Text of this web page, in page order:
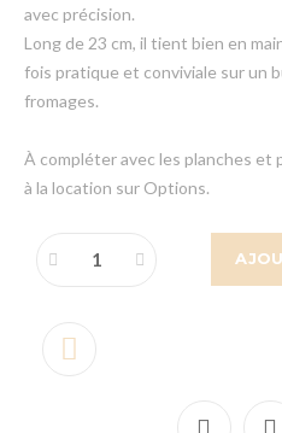
avec précision.
Long de 23 cm, il tient bien en
fois pratique et conviviale sur un
fromages.
À compléter avec les planches et
à la location sur Options.